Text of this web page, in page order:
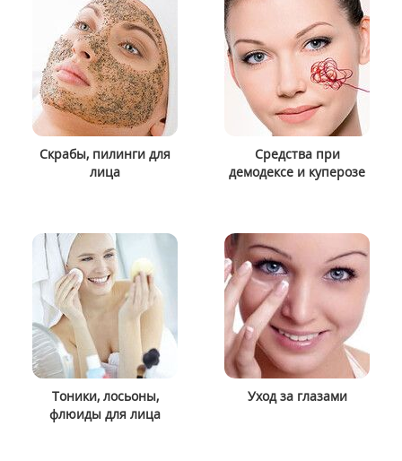
Скрабы, пилинги для
лица
Средства при
демодексе и куперозе
Тоники, лосьоны,
флюиды для лица
Уход за глазами